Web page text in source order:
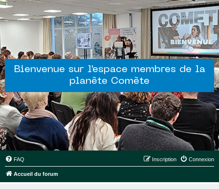
Bienvenue sur l'espace membres de la
planète Comète
FAQ Connexion
Inscription
Accueil du forum